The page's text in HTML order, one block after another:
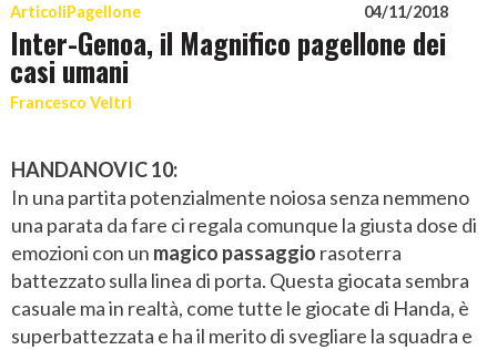
ArticoliPagellone 04/11/2018
Inter-Genoa, il Magnifico pagellone dei
casi umani
Francesco Veltri
HANDANOVIC 10:
In una partita potenzialmente noiosa senza nemmeno
una parata da fare ci regala comunque la giusta dose di
emozioni con un magico passaggio rasoterra
battezzato sulla linea di porta. Questa giocata sembra
casuale ma in realtà, come tutte le giocate di Handa, è
superbattezzata e ha il merito di svegliare la squadra e